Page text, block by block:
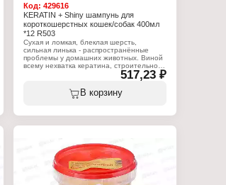
Код:429616
KERATIN + Shiny шампунь для
короткошерстных кошек/собак 400мл
*12 R503
Сухая и ломкая, блеклая шерсть,
сильная линька - распространённые
проблемы у домашних животных. Виной
всему нехватка кератина, строительного
материала для волос. Вернуть шерсти
здоровье и поддержать красоту питомца
помогут шампуни RolfClub Keratin+
Complex. Жидкий кератин в составе
распределяется по всей поверхности
проникает вглубь волоса и заполняет
дефекты изнутри. Новая формула с
жидкими кератинами придаёт шерсти
натуральную гибкость, здоровый и
притягательный блеск.
517,23 ₽
В корзину